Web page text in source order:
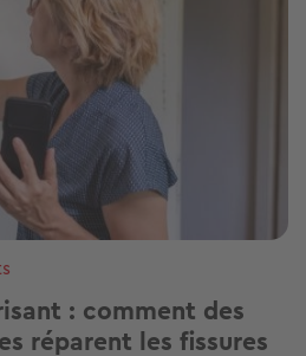
: comment des
réparent les fissures